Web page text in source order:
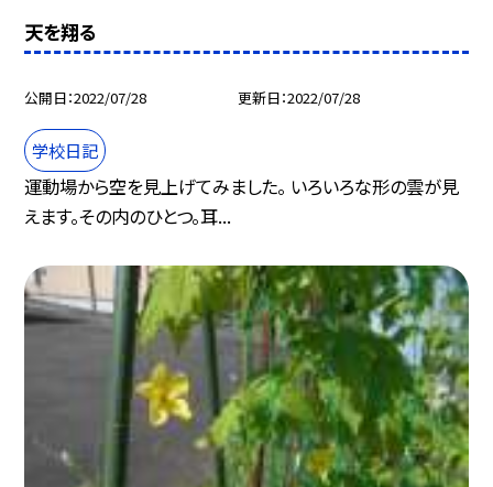
天を翔る
公開日 2022/07/28 更新日 2022/07/28
学校日記
運動場から空を見上げてみました。 いろいろな形の雲が見
えます。その内のひとつ。耳...